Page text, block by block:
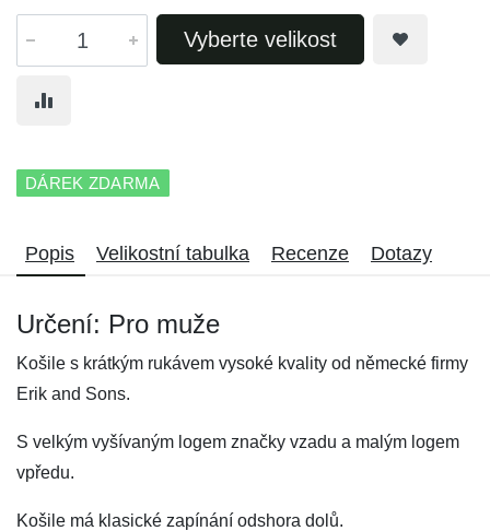
Vyberte velikost
DÁREK ZDARMA
Popis Velikostní tabulka Recenze Dotazy
Určení: Pro muže
Košile s krátkým rukávem vysoké kvality od německé firmy
Erik and Sons.
S velkým vyšívaným logem značky vzadu a malým logem
vpředu.
Košile má klasické zapínání odshora dolů.